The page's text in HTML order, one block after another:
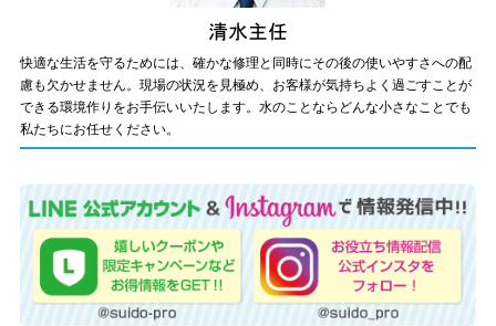
快適な生活を守るためには、確かな修理と同時にその後の使いやすさへの配
慮も欠かせません。現場の状況を見極め、お客様が気持ちよく過ごすことが
できる環境作りをお手伝いいたします。水のことならどんな小さなことでも
私たちにお任せください。